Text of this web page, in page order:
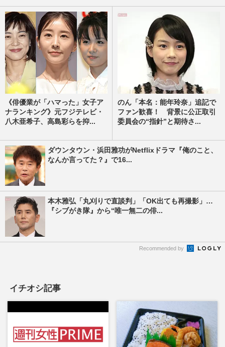
《俳優業が「ハマった」女子ア
ナランキング》元フジテレビ・
八木亜希子、高島彩らを抑...
のん「本名：能年玲奈」追記で
ファン歓喜！ 背景に公正取引
委員会の“指針”と期待さ...
ダウンタウン・浜田雅功がNetflixドラマ『俺のこと、
なんか言ってた？』で16...
本木雅弘「丸刈りで直談判」「OK出ても再撮影」…
『シブがき隊』から“唯一無二の俳...
Recommended by
イチオシ記事